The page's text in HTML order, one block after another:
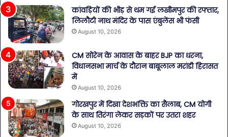
कांवड़ियों की भीड़ से थम गई लखीमपुर की रफ्तार,
लिलौटी नाथ मंदिर के पास एंबुलेंस भी फंसी
August 10, 2026
CM सोरेन के आवास के बाहर BJP का धरना,
विधानसभा मार्च के दौरान बाबूलाल मरांडी हिरासत
में
August 10, 2026
गोरखपुर में दिखा देशभक्ति का सैलाब, CM योगी
के साथ तिरंगा लेकर सड़कों पर उतरा शहर
August 10, 2026